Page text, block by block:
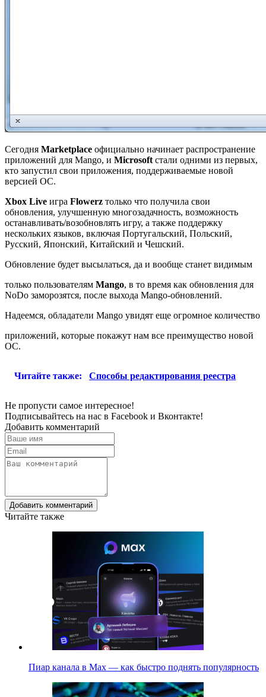
Сегодня Marketplace официально начинает распространение
приложений для Mango, и Microsoft стали одними из первых,
кто запустил свои приложения, поддерживаемые новой
версией ОС.
Xbox Live игра Flowerz только что получила свои
обновления, улучшенную многозадачность, возможность
останавливать/возобновлять игру, а также поддержку
нескольких языков, включая Португальский, Польский,
Русский, Японский, Китайский и Чешский.
Обновление будет высылаться, да и вообще станет видимым
только пользователям Mango, в то время как обновления для
NoDo заморозятся, после выхода Mango-обновлений.
Надеемся, обладатели Mango увидят еще огромное количество
приложений, которые покажут нам все преимущество новой
ОС.
Читайте также: Способы редактирования реестра
Не пропусти самое интересное!
Подписывайтесь на нас в Facebook и Вконтакте!
Добавить комментарий
Добавить комментарий
Читайте также
Пиар канала в Max — как быстро поднять популярность